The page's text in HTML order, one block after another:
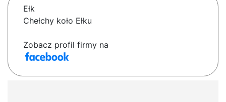
Ełk
Chełchy koło Ełku
Zobacz profil firmy na